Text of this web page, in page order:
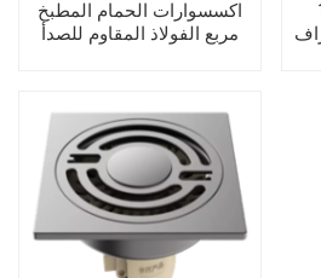
اكسسوارات الحمام المطبخ
مربع الفولاذ المقاوم للصدأ